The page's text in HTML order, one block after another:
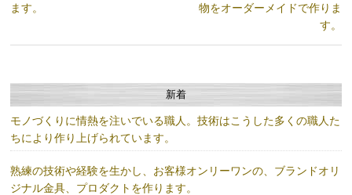
ます。
物をオーダーメイドで作りま
す。
新着
モノづくりに情熱を注いでいる職人。技術はこうした多くの職人た
ちにより作り上げられています。
熟練の技術や経験を生かし、お客様オンリーワンの、ブランドオリ
ジナル金具、プロダクトを作ります。